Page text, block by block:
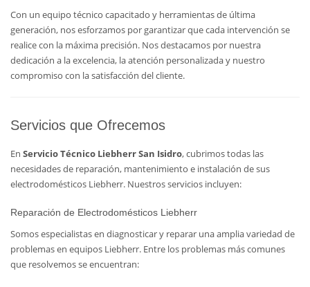
Con un equipo técnico capacitado y herramientas de última
generación, nos esforzamos por garantizar que cada intervención se
realice con la máxima precisión. Nos destacamos por nuestra
dedicación a la excelencia, la atención personalizada y nuestro
compromiso con la satisfacción del cliente.
Servicios que Ofrecemos
En Servicio Técnico Liebherr San Isidro, cubrimos todas las
necesidades de reparación, mantenimiento e instalación de sus
electrodomésticos Liebherr. Nuestros servicios incluyen:
Reparación de Electrodomésticos Liebherr
Somos especialistas en diagnosticar y reparar una amplia variedad de
problemas en equipos Liebherr. Entre los problemas más comunes
que resolvemos se encuentran: